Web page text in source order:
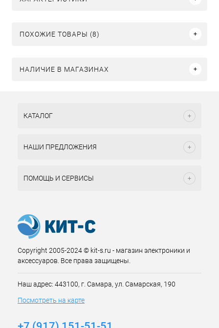
ПОХОЖИЕ ТОВАРЫ (8)
НАЛИЧИЕ В МАГАЗИНАХ
КАТАЛОГ
НАШИ ПРЕДЛОЖЕНИЯ
ПОМОЩЬ И СЕРВИСЫ
Copyright 2005-2024 © kit-s.ru - магазин электроники и
аксессуаров. Все права защищены.
Наш адрес: 443100, г. Самара, ул. Самарская, 190
Посмотреть на карте